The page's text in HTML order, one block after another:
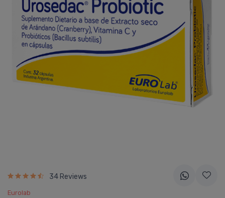
34 Reviews
Eurolab